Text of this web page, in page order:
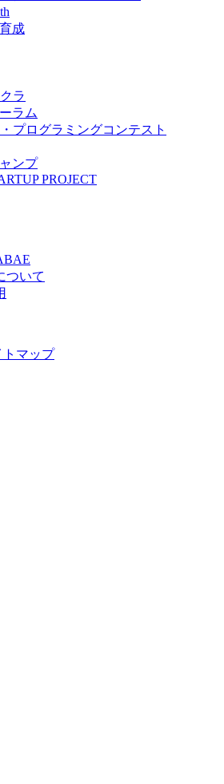
成
ラ
ラム
プログラミングコンテスト
ンプ
PROJECT
ついて
トマップ